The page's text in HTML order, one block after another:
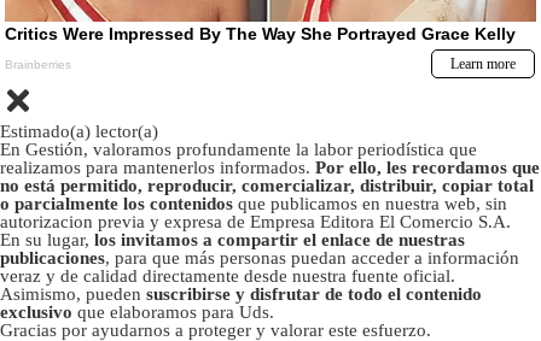
Estimado(a) lector(a)
En Gestión, valoramos profundamente la labor periodística que
realizamos para mantenerlos informados. Por ello, les recordamos que
no está permitido, reproducir, comercializar, distribuir, copiar total
o parcialmente los contenidos que publicamos en nuestra web, sin
autorizacion previa y expresa de Empresa Editora El Comercio S.A.
En su lugar, los invitamos a compartir el enlace de nuestras
publicaciones, para que más personas puedan acceder a información
veraz y de calidad directamente desde nuestra fuente oficial.
Asimismo, pueden suscribirse y disfrutar de todo el contenido
exclusivo que elaboramos para Uds.
Gracias por ayudarnos a proteger y valorar este esfuerzo.